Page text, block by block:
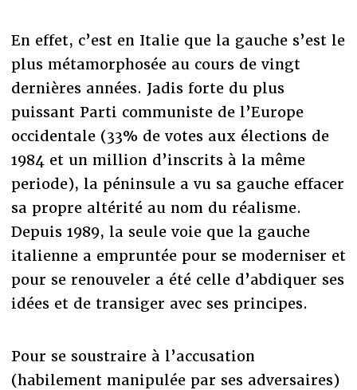
En effet, c’est en Italie que la gauche s’est le
plus métamorphosée au cours de vingt
dernières années. Jadis forte du plus
puissant Parti communiste de l’Europe
occidentale (33% de votes aux élections de
1984 et un million d’inscrits à la même
periode), la péninsule a vu sa gauche effacer
sa propre altérité au nom du réalisme.
Depuis 1989, la seule voie que la gauche
italienne a empruntée pour se moderniser et
pour se renouveler a été celle d’abdiquer ses
idées et de transiger avec ses principes.
Pour se soustraire à l’accusation
(habilement manipulée par ses adversaires)